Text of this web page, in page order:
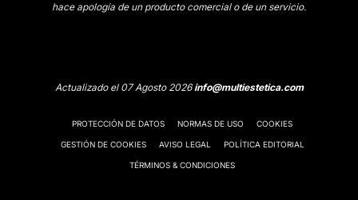
hace apología de un producto comercial o de un servicio.
Actualizado el 07 Agosto 2026info@multiestetica.com
PROTECCIÓN DE DATOS NORMAS DE USO COOKIES
GESTIÓN DE COOKIES AVISO LEGAL POLÍTICA EDITORIAL
TÉRMINOS & CONDICIONES